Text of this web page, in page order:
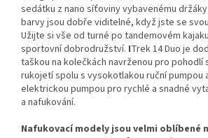
sedátku z nano síťoviny vybavenému
barvy jsou dobře viditelné, když jste se
Užijte si vše od turné po tandemovém
sportovní dobrodružství. ITrek 14 Duo je
taškou na kolečkách navrženou pro pohodlí
rukojetí spolu s vysokotlakou ruční pumpou
elektrickou pumpou pro rychlé a snadné
a nafukování.
Nafukovací modely jsou velmi oblíbené